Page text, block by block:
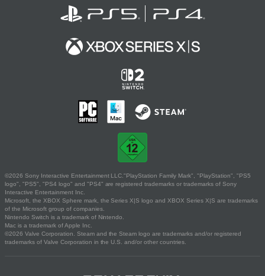
©2026 Sony Interactive Entertainment LLC."PlayStation Family Mark", "PlayStation", "PS5
logo", "PS5", "PS4 logo" and "PS4" are registered trademarks or trademarks of Sony
Interactive Entertainment Inc.
Microsoft, the XBOX Sphere mark, the Series X|S logo and XBOX Series X|S are trademarks
of the Microsoft group of companies.
Nintendo Switch is a trademark of Nintendo.
Mac is a trademark of Apple Inc.
©2026 Valve Corporation. Steam and the Steam logo are trademarks and/or registered
trademarks of Valve Corporation in the U.S. and/or other countries.